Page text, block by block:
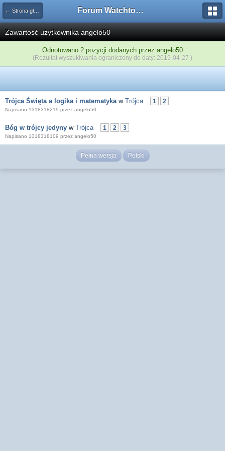
← Strona główna Forum Watchtower
Zawartość użytkownika angelo50
Odnotowano 2 pozycji dodanych przez angelo50
(Rezultat wyszukiwania ograniczony do daty: 2019-04-27 )
Trójca Święta a logika i matematykaw Trójca 1 2
Napisano 1318318219 przez angelo50
Bóg w trójcy jedyny w Trójca 1 2 3
Napisano 1318318109 przez angelo50
Pełna wersja Polski